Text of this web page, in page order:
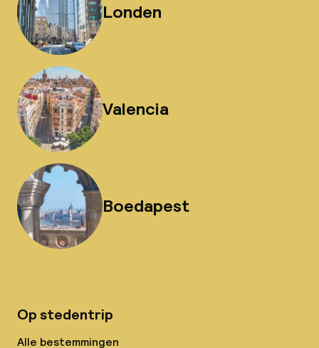
Londen
Valencia
Boedapest
Op stedentrip
Alle bestemmingen